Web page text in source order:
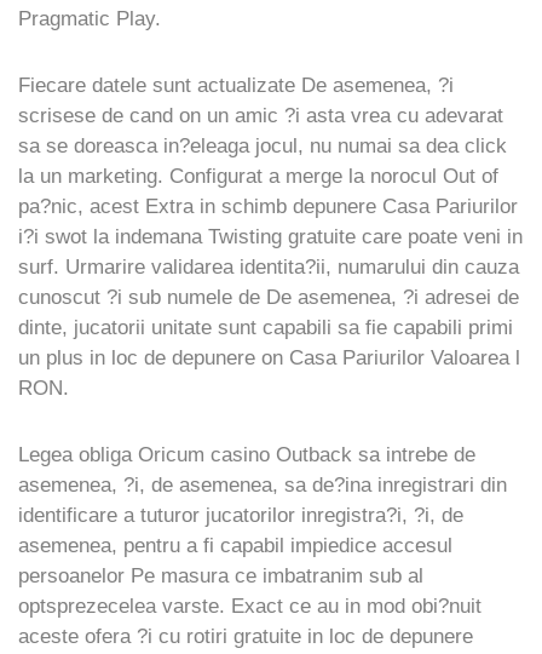
Pragmatic Play.
Fiecare datele sunt actualizate De asemenea, ?i
scrisese de cand on un amic ?i asta vrea cu adevarat
sa se doreasca in?eleaga jocul, nu numai sa dea click
la un marketing. Configurat a merge la norocul Out of
pa?nic, acest Extra in schimb depunere Casa Pariurilor
i?i swot la indemana Twisting gratuite care poate veni in
surf. Urmarire validarea identita?ii, numarului din cauza
cunoscut ?i sub numele de De asemenea, ?i adresei de
dinte, jucatorii unitate sunt capabili sa fie capabili primi
un plus in loc de depunere on Casa Pariurilor Valoarea l
RON.
Legea obliga Oricum casino Outback sa intrebe de
asemenea, ?i, de asemenea, sa de?ina inregistrari din
identificare a tuturor jucatorilor inregistra?i, ?i, de
asemenea, pentru a fi capabil impiedice accesul
persoanelor Pe masura ce imbatranim sub al
optsprezecelea varste. Exact ce au in mod obi?nuit
aceste ofera ?i cu rotiri gratuite in loc de depunere